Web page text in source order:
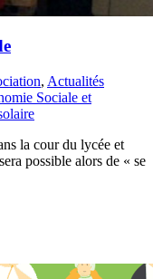
, Actualités
Sociale et
la cour du lycée et
possible alors de « se